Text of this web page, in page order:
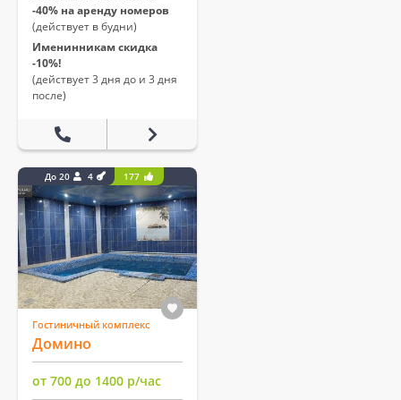
-40% на аренду номеров
(действует в будни)
Именинникам скидка
-10%!
(действует 3 дня до и 3 дня
после)
До 20 4 177
Гостиничный комплекс
Домино
от 700 до 1400 р/час